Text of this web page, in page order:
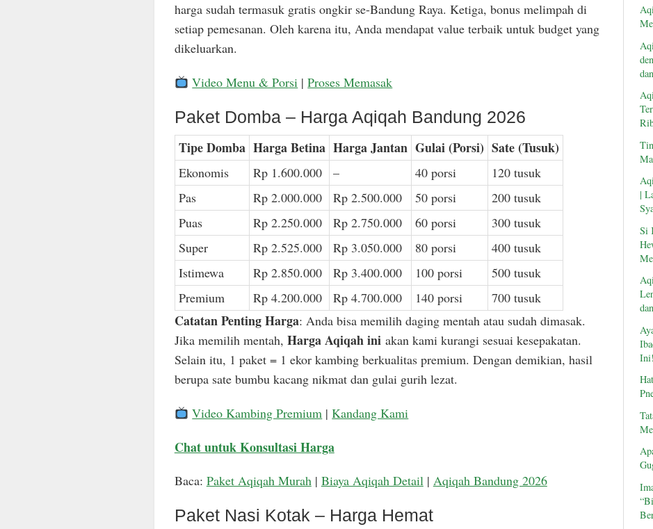
harga sudah termasuk gratis ongkir se-Bandung Raya. Ketiga, bonus melimpah di
setiap pemesanan. Oleh karena itu, Anda mendapat value terbaik untuk budget yang
dikeluarkan.
Video Menu & Porsi |Proses Memasak
Paket Domba – Harga Aqiqah Bandung 2026
Tipe Domba Harga Betina Harga Jantan Gulai (Porsi) Sate (Tusuk)
Ekonomis Rp 1.600.000 – 40 porsi
120 tusuk
Pas
Rp 2.000.000 Rp 2.500.000 50 porsi
200 tusuk
Puas
Rp 2.250.000 Rp 2.750.000 60 porsi
300 tusuk
Super
Rp 2.525.000 Rp 3.050.000 80 porsi
400 tusuk
Istimewa
Rp 2.850.000 Rp 3.400.000 100 porsi
500 tusuk
Premium
Rp 4.200.000 Rp 4.700.000 140 porsi 700 tusuk
Catatan Penting Harga: Anda bisa memilih daging mentah atau sudah dimasak.
Jika memilih mentah, Harga Aqiqah iniakan kami kurangi sesuai kesepakatan.
Selain itu, 1 paket = 1 ekor kambing berkualitas premium. Dengan demikian, hasil
berupa sate bumbu kacang nikmat dan gulai gurih lezat.
Video Kambing Premium |Kandang Kami
Chat untuk Konsultasi Harga
Baca: Paket Aqiqah Murah| Biaya Aqiqah Detail| Aqiqah Bandung 2026
Paket Nasi Kotak – Harga Hemat
|
Si
Ini!